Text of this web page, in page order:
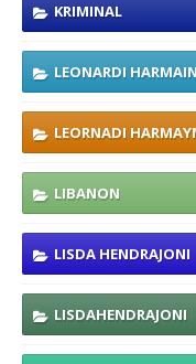
KRIMINAL
LEONARDI
LEORNADI
LIBANON
LISDA HENDRAJONI
LISDAHENDRAJONI